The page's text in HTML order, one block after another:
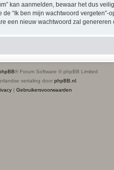
kan aanmelden, bewaar het dus
“Ik ben mijn wachtwoord
nieuw wachtwoord zal
® Forum Software © phpBB Limited
vertaling door phpBB.nl
| Gebruikersvoorwaarden